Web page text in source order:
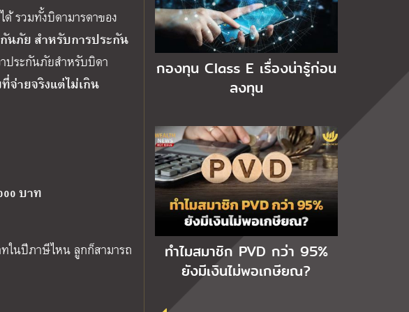
รวมทั้งบิดามารดาของ
กันภัย สำหรับการประกัน
ประกันภัยสำหรับบิดา
จ่ายจริงแต่ไม่เกิน
บาท
ทในปีภาษีไหน ลูกก็สามารถ
กองทุน Class E เรื่องน่ารู้ก่อน
ลงทุน
ทำไมสมาชิก PVD กว่า 95%
ยังมีเงินไม่พอเกษียณ?